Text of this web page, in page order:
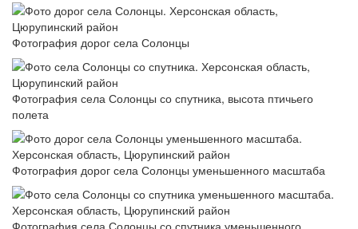
Фотография дорог села Солонцы
Фотография села Солонцы со спутника, высота птичьего
полета
Фотография дорог села Солонцы уменьшенного масштаба
Фотография села Солонцы со спутника уменьшенного